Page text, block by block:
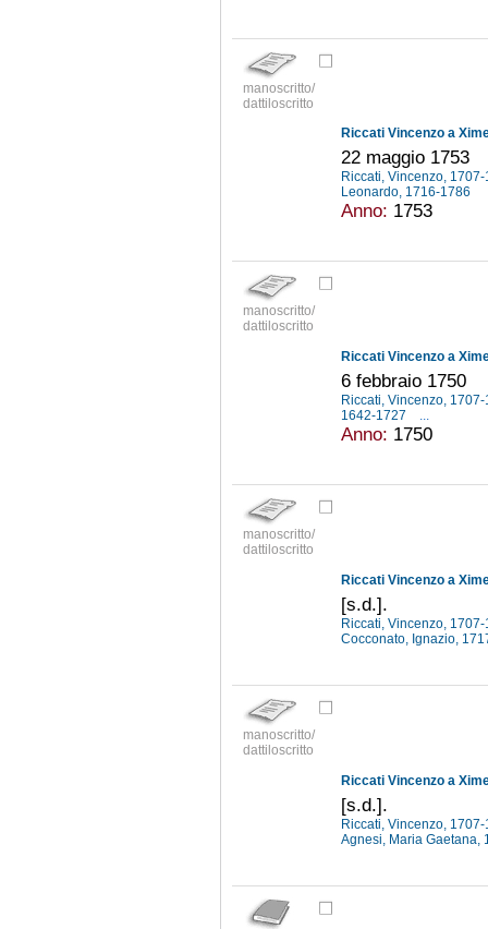
manoscritto/
dattiloscritto
Riccati Vincenzo a
22 maggio 1753
Riccati, Vincenzo,
Leonardo, 1716-1786
Anno: 1753
manoscritto/
dattiloscritto
Riccati Vincenzo a
6 febbraio 1750
Riccati, Vincenzo,
1642-1727
...
Anno: 1750
manoscritto/
dattiloscritto
Riccati Vincenzo a
[s.d.].
Riccati, Vincenzo,
Cocconato, Ignazio,
manoscritto/
dattiloscritto
Riccati Vincenzo a
[s.d.].
Riccati, Vincenzo,
Agnesi, Maria Gaetana,